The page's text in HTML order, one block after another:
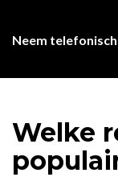
Neem
Welke